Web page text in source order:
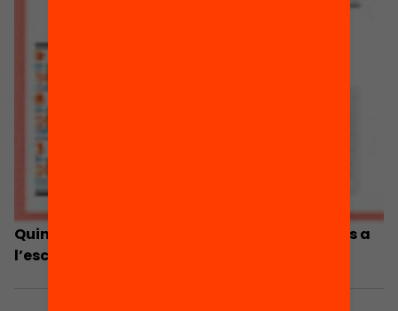
Quin és el grau de participació de les famílies a
l’escola?